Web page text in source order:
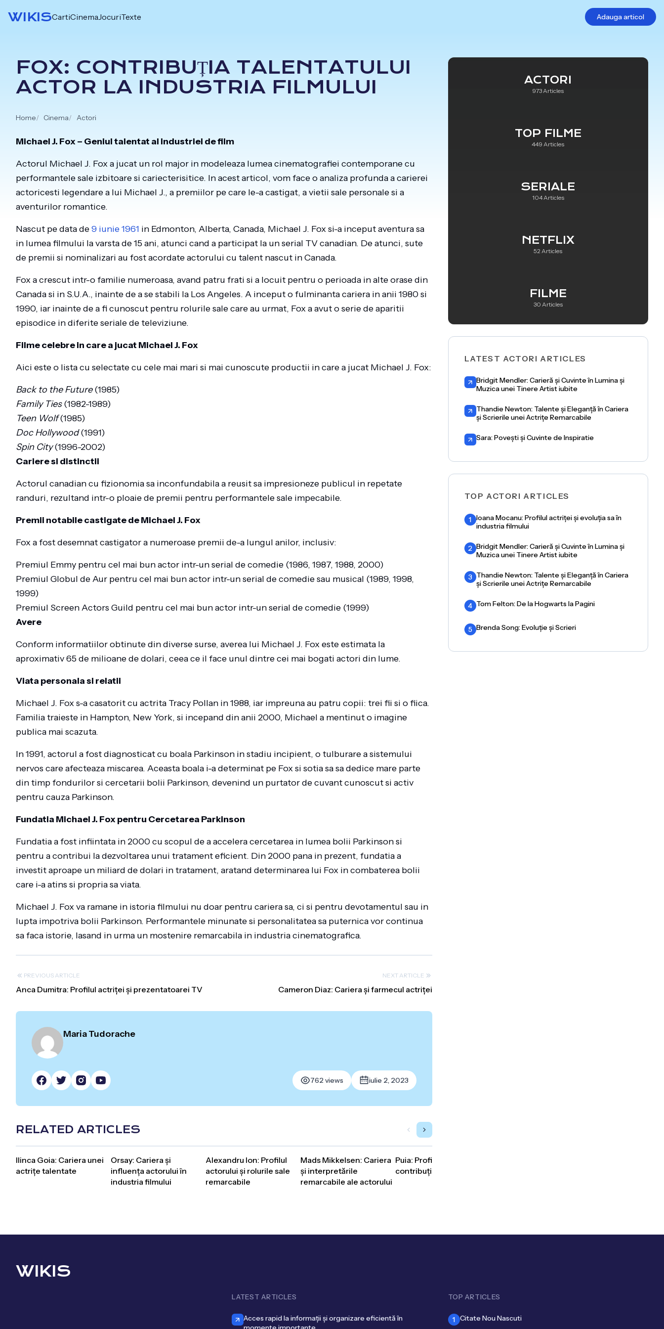
WIKISCartiCinemaJocuriTexte Adauga articol
FOX: CONTRIBUȚIA TALENTATULUI
ACTOR LA INDUSTRIA FILMULUI
Home Cinema Actori
Michael J. Fox – Geniul talentat al industriei de film
Actorul Michael J. Fox a jucat un rol major in modeleaza lumea cinematografiei contemporane cu
performantele sale izbitoare si cariecterisitice. In acest articol, vom face o analiza profunda a carierei
actoricesti legendare a lui Michael J., a premiilor pe care le-a castigat, a vietii sale personale si a
aventurilor romantice.
Nascut pe data de9 iunie 1961 in Edmonton, Alberta, Canada, Michael J. Fox si-a inceput aventura sa
in lumea filmului la varsta de 15 ani, atunci cand a participat la un serial TV canadian. De atunci, sute
de premii si nominalizari au fost acordate actorului cu talent nascut in Canada.
Fox a crescut intr-o familie numeroasa, avand patru frati si a locuit pentru o perioada in alte orase din
Canada si in S.U.A., inainte de a se stabili la Los Angeles. A inceput o fulminanta cariera in anii 1980 si
1990, iar inainte de a fi cunoscut pentru rolurile sale care au urmat, Fox a avut o serie de aparitii
episodice in diferite seriale de televiziune.
Filme celebre in care a jucat Michael J. Fox
Aici este o lista cu selectate cu cele mai mari si mai cunoscute productii in care a jucat Michael J. Fox:
Back to the Future(1985)
Family Ties(1982-1989)
Teen Wolf(1985)
Doc Hollywood(1991)
Spin City(1996-2002)
Cariere si distinctii
Actorul canadian cu fizionomia sa inconfundabila a reusit sa impresioneze publicul in repetate
randuri, rezultand intr-o ploaie de premii pentru performantele sale impecabile.
Premii notabile castigate de Michael J. Fox
Fox a fost desemnat castigator a numeroase premii de-a lungul anilor, inclusiv:
Premiul Emmy pentru cel mai bun actor intr-un serial de comedie (1986, 1987, 1988, 2000)
Premiul Globul de Aur pentru cel mai bun actor intr-un serial de comedie sau musical (1989, 1998,
1999)
Premiul Screen Actors Guild pentru cel mai bun actor intr-un serial de comedie (1999)
Avere
Conform informatiilor obtinute din diverse surse, averea lui Michael J. Fox este estimata la
aproximativ 65 de milioane de dolari, ceea ce il face unul dintre cei mai bogati actori din lume.
Viata personala si relatii
Michael J. Fox s-a casatorit cu actrita Tracy Pollan in 1988, iar impreuna au patru copii: trei fii si o fiica.
Familia traieste in Hampton, New York, si incepand din anii 2000, Michael a mentinut o imagine
publica mai scazuta.
In 1991, actorul a fost diagnosticat cu boala Parkinson in stadiu incipient, o tulburare a sistemului
nervos care afecteaza miscarea. Aceasta boala i-a determinat pe Fox si sotia sa sa dedice mare parte
din timp fondurilor si cercetarii bolii Parkinson, devenind un purtator de cuvant cunoscut si activ
pentru cauza Parkinson.
Fundatia Michael J. Fox pentru Cercetarea Parkinson
Fundatia a fost infiintata in 2000 cu scopul de a accelera cercetarea in lumea bolii Parkinson si
pentru a contribui la dezvoltarea unui tratament eficient. Din 2000 pana in prezent, fundatia a
investit aproape un miliard de dolari in tratament, aratand determinarea lui Fox in combaterea bolii
care i-a atins si propria sa viata.
Michael J. Fox va ramane in istoria filmului nu doar pentru cariera sa, ci si pentru devotamentul sau in
lupta impotriva bolii Parkinson. Performantele minunate si personalitatea sa puternica vor continua
sa faca istorie, lasand in urma un mostenire remarcabila in industria cinematografica.
PREVIOUS ARTICLE
Anca Dumitra: Profilul actriței și prezentatoarei TV
NEXT ARTICLE
Cameron Diaz: Cariera și farmecul actriței
Maria Tudorache
762 views iulie 2, 2023
RELATED ARTICLES
Ilinca Goia: Cariera unei
actrițe talentate
Orsay: Cariera și
influența actorului în
industria filmului
Alexandru Ion: Profilul
actorului și rolurile sale
remarcabile
Mads Mikkelsen: Cariera
și interpretările
remarcabile ale actorului
Puia: Profilul artistului și
contribuția sa în muzică
ACTORI
973 Articles
TOP FILME
449 Articles
SERIALE
104 Articles
NETFLIX
52 Articles
FILME
30 Articles
LATEST ACTORI ARTICLES
Bridgit Mendler: Carieră și Cuvinte în Lumina și
Muzica unei Tinere Artist iubite
Thandie Newton: Talente și Eleganță în Cariera
și Scrierile unei Actrițe Remarcabile
Sara: Povești și Cuvinte de Inspiratie
TOP ACTORI ARTICLES
1 Ioana Mocanu: Profilul actriței și evoluția sa în
industria filmului
2 Bridgit Mendler: Carieră și Cuvinte în Lumina și
Muzica unei Tinere Artist iubite
3 Thandie Newton: Talente și Eleganță în Cariera
și Scrierile unei Actrițe Remarcabile
4 Tom Felton: De la Hogwarts la Pagini
5 Brenda Song: Evoluție și Scrieri
WIKIS
LATEST ARTICLES
Acces rapid la informații și organizare eficientă în
TOP ARTICLES
1 Citate Nou Nascuti